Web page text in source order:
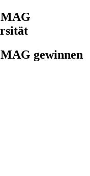
gewinnen